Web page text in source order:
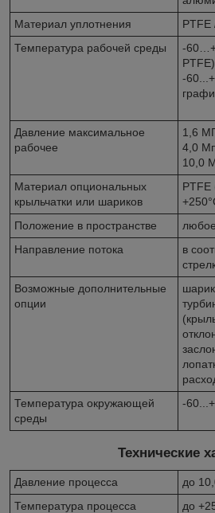
Материал уплотнения
PTFE
Температура рабочей среды
-
PTFE)
-
Давление максимальное
рабочее
1,6
4,0
10,0
Материал опциональных
крыльчатки или шариков
PTFE
Положение в пространстве
любое
Направление потока
в
Возможные дополнительные
опции
Температура окружающей
среды
-
Технические
Давление процесса
до
Температура процесса
до